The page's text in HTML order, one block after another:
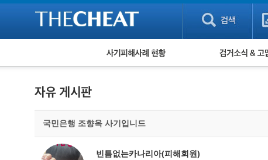
피해사례 현황
보이스피싱 피해사례
유해사이트 목록
비공개 피해사례
검거 소식
국민은행 조향옥 사기입니드
빈틈없는카나리아(피해회원)